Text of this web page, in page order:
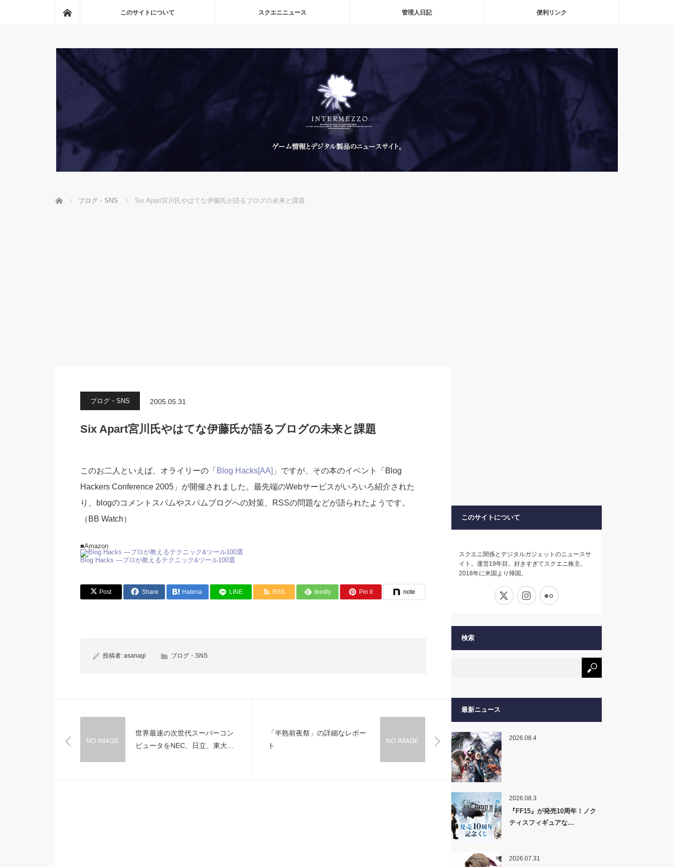
このサイトについて スクエニニュース 管理人日記 便利リンク
ホーム ブログ・SNS Six Apart宮川氏やはてな伊藤氏が語るブログの未来と課題
ブログ・SNS 2005.05.31
Six Apart宮川氏やはてな伊藤氏が語るブログの未来と課題
このお二人といえば、オライリーの「 Blog Hacks[AA] 」ですが、その本のイベント「Blog
Hackers Conference 2005」が開催されました。最先端のWebサービスがいろいろ紹介された
り、blogのコメントスパムやスパムブログへの対策、RSSの問題などが語られたようです。
（BB Watch）
■Amazon
Blog Hacks ―プロが教えるテクニック&ツール100選
Post Share Hatena LINE RSS feedly Pin it note
投稿者: asanagi ブログ・SNS
世界最速の次世代スーパーコン
ピュータをNEC、日立、東大な
「半熟前夜祭」の詳細なレポー
ト
このサイトについて
スクエニ関係とデジタルガジェットのニュースサ
イト。運営19年目。好きすぎてスクエニ株主。
2018年に米国より帰国。
Instagram
検索
最新ニュース
2026.08.4
2026.08.3
『FF15』が発売10周年！ノク
ティスフィギュアな…
2026.07.31